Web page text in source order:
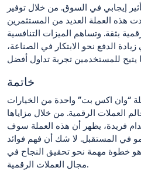
إيجابي في السوق. من خلال توفير
هذه العملة العديد من المستثمرين
بثقة. وتساهم الميزات التنافسية
الدفع نحو الابتكار في الصناعة،
خاتمة
“وان اكس بت” واحدة من الخيارات
العملات الرقمية. من خلال مزاياها
فريدة، يظهر أن هذه العملة سوف
في المستقبل. لا شك أن فهم فوائد
خطوة مهمة نحو تحقيق النجاح في
مجال العملات الرقمية.